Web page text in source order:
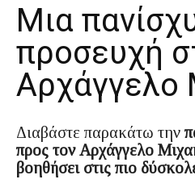
Μια
προσευχή
Αρχάγγελο
Διαβάστε παρακάτω την
προς τον Αρχάγγελο
βοηθήσει στις πιο